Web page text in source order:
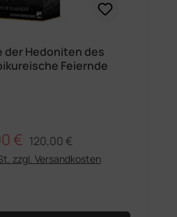
der Hedoniten des
Feiernde
€ Regulärer Preis:
120,00 €
zzgl. Versandkosten
Gib den